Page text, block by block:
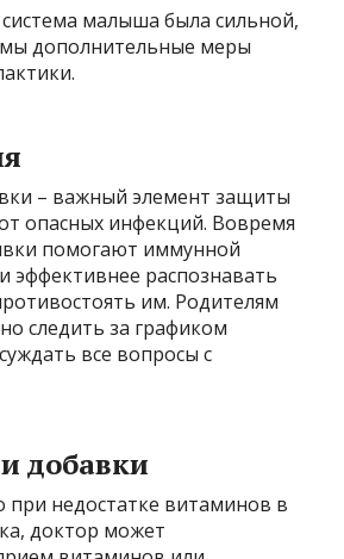
малыша была сильной,
дополнительные меры
– важный элемент защиты
опасных инфекций. Вовремя
помогают иммунной
эффективнее распознавать
им. Родителям
следить за графиком
все вопросы с
добавки
при недостатке витаминов в
доктор может